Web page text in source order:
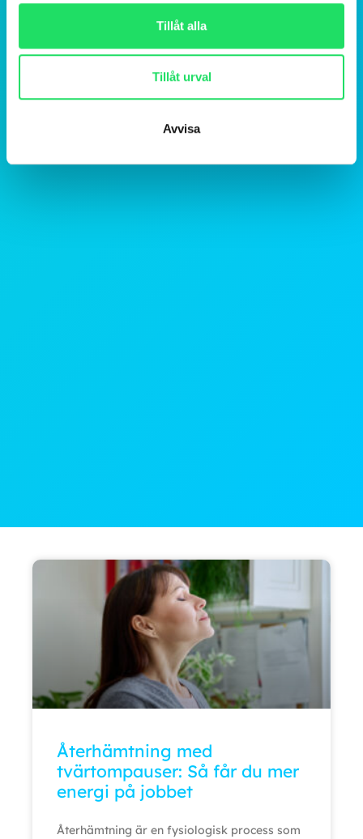
Tillåt alla
Tillåt urval
Avvisa
Återhämtning med
tvärtompauser: Så får du mer
energi på jobbet
Återhämtning är en fysiologisk process som